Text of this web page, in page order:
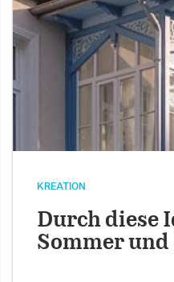
KREATION
Durch diese
Sommer und